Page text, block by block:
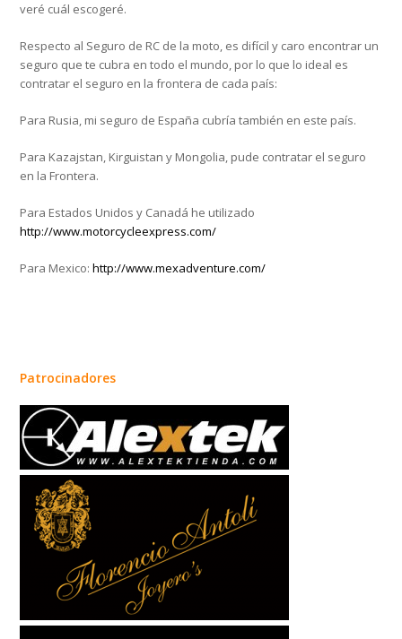
veré cuál escogeré.
Respecto al Seguro de RC de la moto, es difícil y caro encontrar un
seguro que te cubra en todo el mundo, por lo que lo ideal es
contratar el seguro en la frontera de cada país:
Para Rusia, mi seguro de España cubría también en este país.
Para Kazajstan, Kirguistan y Mongolia, pude contratar el seguro
en la Frontera.
Para Estados Unidos y Canadá he utilizado
http://www.motorcycleexpress.com/
Para Mexico:http://www.mexadventure.com/
Patrocinadores